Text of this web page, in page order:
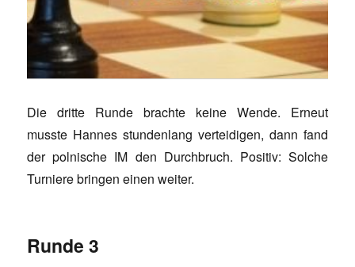
Die dritte Runde brachte keine Wende. Erneut
musste Hannes stundenlang verteidigen, dann fand
der polnische IM den Durchbruch. Positiv: Solche
Turniere bringen einen weiter.
Runde 3